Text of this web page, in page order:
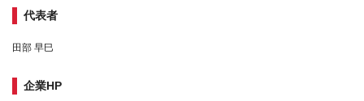
代表者
田部 早巳
企業HP